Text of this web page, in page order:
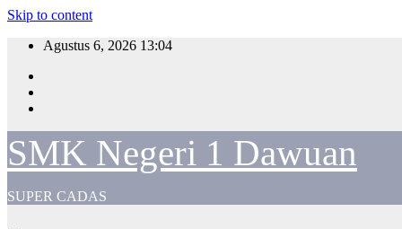
Skip to content
Agustus 6, 2026 13:04
SMK Negeri 1 Dawuan
SUPER CADAS